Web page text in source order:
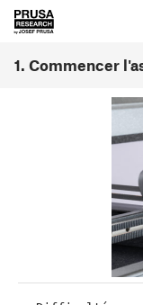
1. Commencer